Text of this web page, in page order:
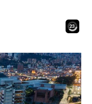
21